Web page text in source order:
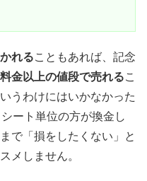
れることもあれば、記念
料金以上の値段で売れるこ
うわけにはいかなかった
ート単位の方が換金し
で「損をしたくない」と
メしません。